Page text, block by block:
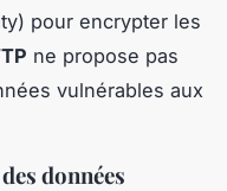
pour encrypter les
ne propose pas
vulnérables aux
données